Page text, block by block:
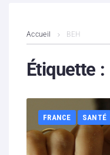
Contenus litigieux
Boutique
Partenaires
Accueil BEH
Étiquette :
FRANCE SANTÉ